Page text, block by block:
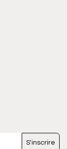
S'inscrire